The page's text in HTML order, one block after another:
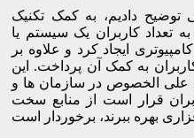
توضیح دادیم، به کمک تکنیک
تعداد کاربران یک سیستم یا
ایجاد کرد و علاوه بر
به کمک آن پرداخت. این
علی الخصوص در سازمان ها و
قرار است از منابع سخت